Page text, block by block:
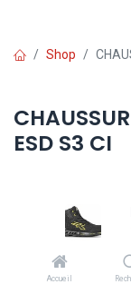
Accueil
Shop
ESD S3 CI
119,00€ TVA
Pointure